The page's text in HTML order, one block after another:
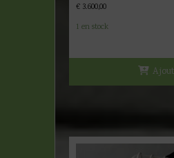
€ 3.600,00
1 en stock